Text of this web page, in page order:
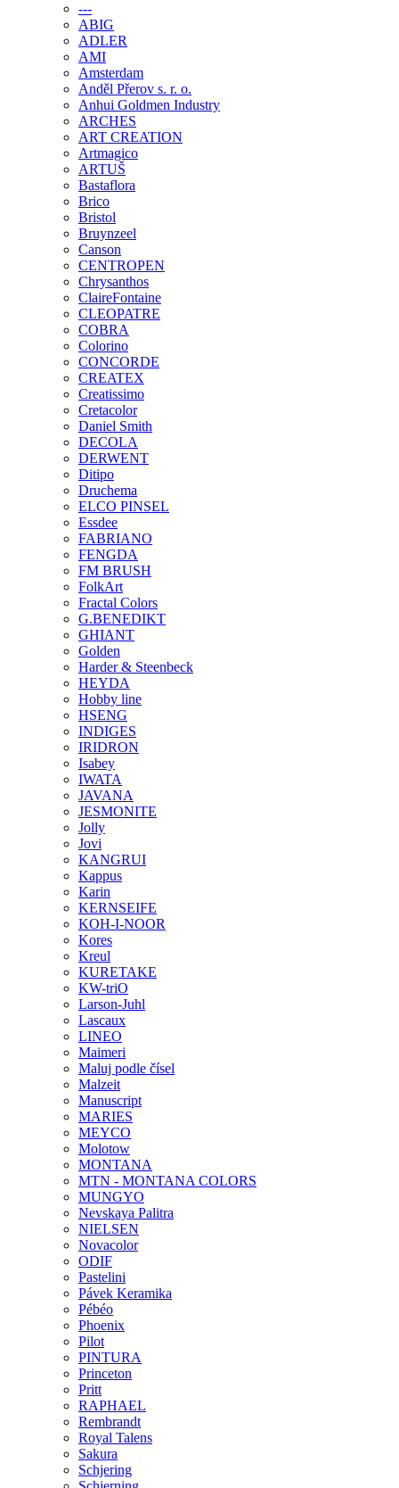
---
ABIG
ADLER
AMI
Amsterdam
Anděl Přerov s. r. o.
Anhui Goldmen Industry
ARCHES
ART CREATION
Artmagico
ARTUŠ
Bastaflora
Brico
Bristol
Bruynzeel
Canson
CENTROPEN
Chrysanthos
ClaireFontaine
CLEOPATRE
COBRA
Colorino
CONCORDE
CREATEX
Creatissimo
Cretacolor
Daniel Smith
DECOLA
DERWENT
Ditipo
Druchema
ELCO PINSEL
Essdee
FABRIANO
FENGDA
FM BRUSH
FolkArt
Fractal Colors
G.BENEDIKT
GHIANT
Golden
Harder & Steenbeck
HEYDA
Hobby line
HSENG
INDIGES
IRIDRON
Isabey
IWATA
JAVANA
JESMONITE
Jolly
Jovi
KANGRUI
Kappus
Karin
KERNSEIFE
KOH-I-NOOR
Kores
Kreul
KURETAKE
KW-triO
Larson-Juhl
Lascaux
LINEO
Maimeri
Maluj podle čísel
Malzeit
Manuscript
MARIES
MEYCO
Molotow
MONTANA
MTN - MONTANA COLORS
MUNGYO
Nevskaya Palitra
NIELSEN
Novacolor
ODIF
Pastelini
Pávek Keramika
Pébéo
Phoenix
Pilot
PINTURA
Princeton
Pritt
RAPHAEL
Rembrandt
Royal Talens
Sakura
Schjering